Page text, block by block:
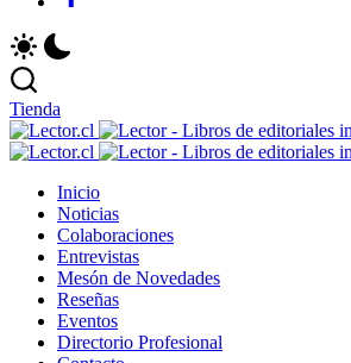
Tienda
Revista
Libros
Chilenos
Literatura
Chilena
Lector
Libros
Chilenos
Literatura
Chilena
Inicio
Noticias
Colaboraciones
Entrevistas
Mesón de Novedades
Reseñas
Eventos
Directorio Profesional